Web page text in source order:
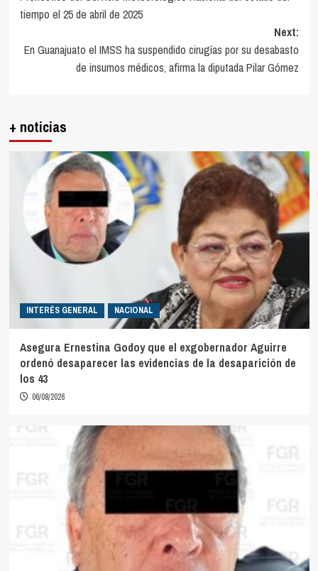
tiempo el 25 de abril de 2025
Next:
En Guanajuato el IMSS ha suspendido cirugías por su desabasto
de insumos médicos, afirma la diputada Pilar Gómez
+ noticias
INTERÉS GENERAL NACIONAL
Asegura Ernestina Godoy que el exgobernador Aguirre
ordenó desaparecer las evidencias de la desaparición de
los 43
06/08/2026